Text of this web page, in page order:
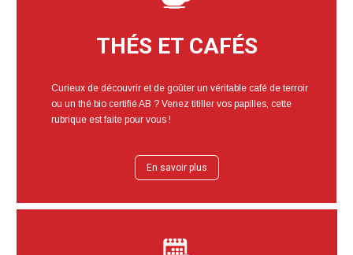
THÉS ET CAFÉS
Curieux de découvrir et de goûter un véritable café de terroir
ou un thé bio certifié AB ? Venez titiller vos papilles, cette
rubrique est faite pour vous !
En savoir plus